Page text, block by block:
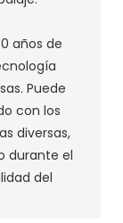
años de
Puede
con los
diversas,
durante el
del